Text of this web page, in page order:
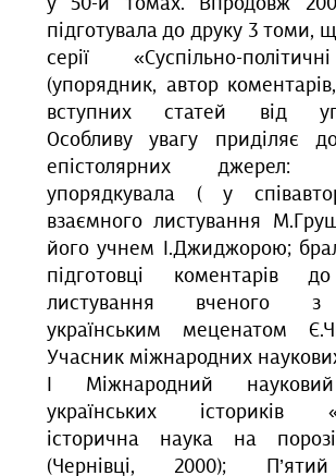
у 50-и томах. Впродовж
підготувала до друку 3 томи,
серії «Суспільно-
(упорядник, автор
вступних статей від
Особливу увагу приділяє
епістолярних
упорядкувала ( у
взаємного листування
його учнем І.Джиджорою;
підготовці коментарів
листування вченого з
українським меценатом
Учасник міжнародних
І Міжнародний
українських істориків
історична наука на
(Чернівці, 2000);